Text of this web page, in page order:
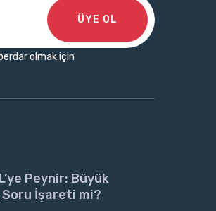
olmak için
ÜYE OL
Peynir: Büyük
İşareti mi?